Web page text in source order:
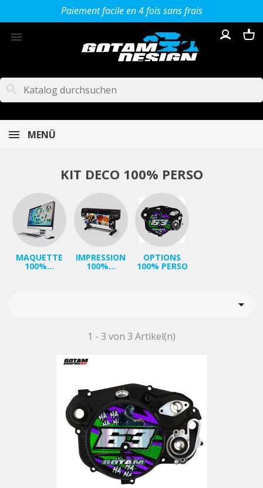
Paiement facile en 4 fois sans frais

search
MENÜ
KIT DECO 100% PERSO
MAQUETTE
100%...
IMPRESSION
100%...
OPTIONS
100% PERSO

1 - 3 von 3 Artikel(n)